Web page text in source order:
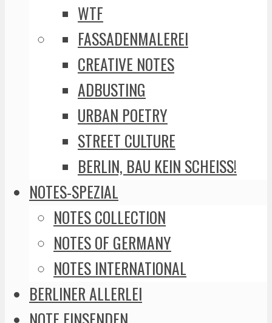
WTF
FASSADENMALEREI
CREATIVE NOTES
ADBUSTING
URBAN POETRY
STREET CULTURE
BERLIN, BAU KEIN SCHEISS!
NOTES-SPEZIAL
NOTES COLLECTION
NOTES OF GERMANY
NOTES INTERNATIONAL
BERLINER ALLERLEI